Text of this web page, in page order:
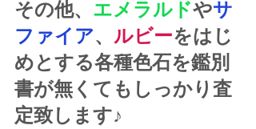
その他、 エメラルドやサ
ファイア、 ルビーをはじ
めとする各種色石を鑑別
書が無くてもしっかり査
定致します♪